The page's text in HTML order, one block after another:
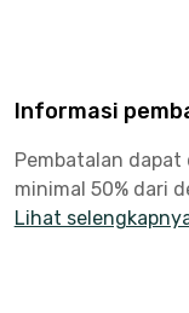
Informasi
Pembatalan dapat
minimal 50% dari
Lihat